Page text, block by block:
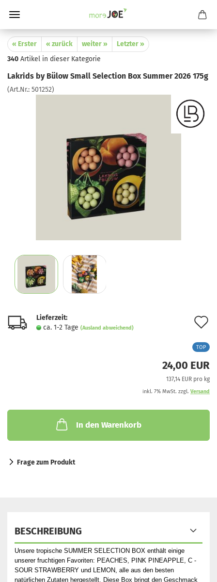
« Erster « zurück weiter »
Letzter »
340 Artikel in dieser Kategorie
Lakrids by Bülow Small Selection Box Summer 2026 175g
(Art.Nr.: 501252)
Lieferzeit:
ca. 1-2 Tage (Ausland abweichend)
TOP
24,00 EUR
137,14 EUR pro kg
inkl. 7% MwSt. zzgl. Versand
In den Warenkorb
Frage zum Produkt
BESCHREIBUNG
Unsere tropische SUMMER SELECTION BOX enthält einige
unserer fruchtigen Favoriten: PEACHES, PINK PINEAPPLE, C -
SOUR STRAWBERRY und LEMON, alle aus den besten
natürlichen Zutaten hergestellt. Diese Box bringt den Geschmack